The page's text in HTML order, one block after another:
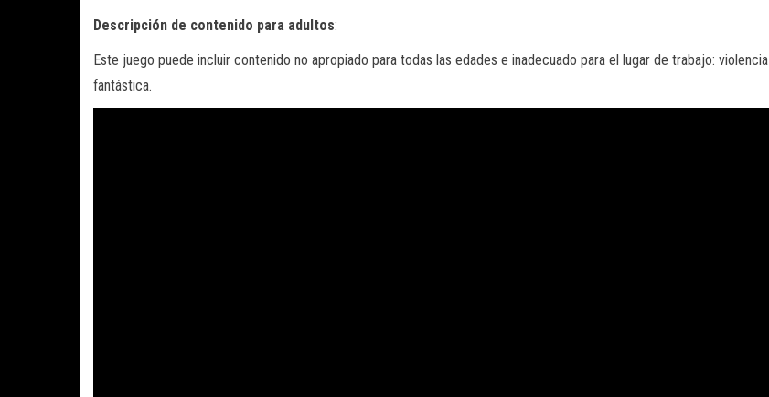
Descripción de contenido para adultos:
Este juego puede incluir contenido no apropiado para todas las edades e inadecuado para el lugar de trabajo: violencia
fantástica.